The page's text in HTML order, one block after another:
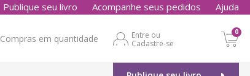
Publique seu livro Acompanhe seus pedidos Ajuda
Compras em quantidade
Entre ou
Cadastre-se
0